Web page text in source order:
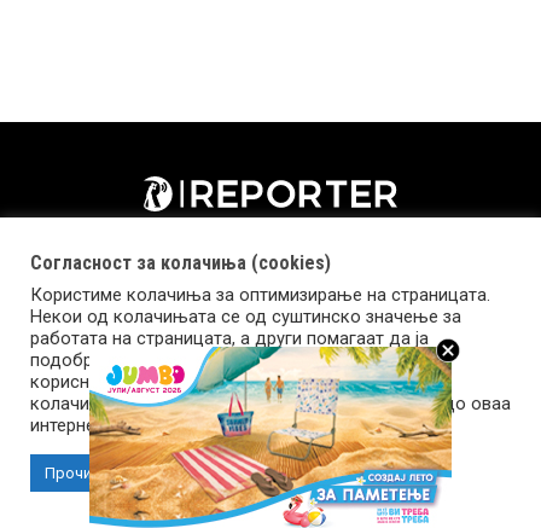
Copyright © 2026 Reporter.mk | Member of Clip Media Group
Импресум Маркетинг Контакт Услови за користење
Согласност за колачиња (cookies)
Користиме колачиња за оптимизирање на страницата.
Некои од колачињата се од суштинско значење за
работата на страницата, а други помагаат да ја
подобриме оваа интернет страница и вашето
корисничко искуство. Напомена: задолжителните
колачиња се неопходни за користење и пристап до оваа
интернет страница.
Прочитај повеќе Прифати колачиња